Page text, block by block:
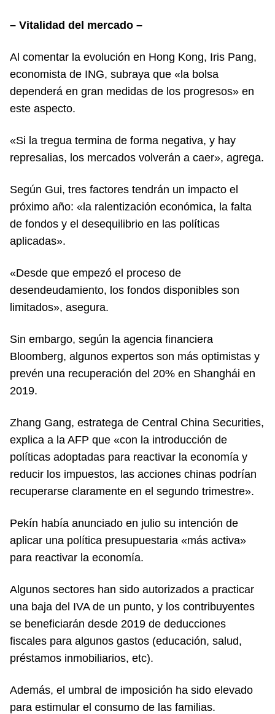
– Vitalidad del mercado –
Al comentar la evolución en Hong Kong, Iris Pang,
economista de ING, subraya que «la bolsa
dependerá en gran medidas de los progresos» en
este aspecto.
«Si la tregua termina de forma negativa, y hay
represalias, los mercados volverán a caer», agrega.
Según Gui, tres factores tendrán un impacto el
próximo año: «la ralentización económica, la falta
de fondos y el desequilibrio en las políticas
aplicadas».
«Desde que empezó el proceso de
desendeudamiento, los fondos disponibles son
limitados», asegura.
Sin embargo, según la agencia financiera
Bloomberg, algunos expertos son más optimistas y
prevén una recuperación del 20% en Shanghái en
2019.
Zhang Gang, estratega de Central China Securities,
explica a la AFP que «con la introducción de
políticas adoptadas para reactivar la economía y
reducir los impuestos, las acciones chinas podrían
recuperarse claramente en el segundo trimestre».
Pekín había anunciado en julio su intención de
aplicar una política presupuestaria «más activa»
para reactivar la economía.
Algunos sectores han sido autorizados a practicar
una baja del IVA de un punto, y los contribuyentes
se beneficiarán desde 2019 de deducciones
fiscales para algunos gastos (educación, salud,
préstamos inmobiliarios, etc).
Además, el umbral de imposición ha sido elevado
para estimular el consumo de las familias.